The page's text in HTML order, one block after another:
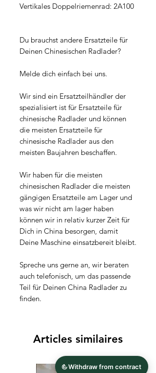
Vertikales Doppelriemenrad: 2A100
Du brauchst andere Ersatzteile für
Deinen Chinesischen Radlader?
Melde dich einfach bei uns.
Wir sind ein Ersatzteilhändler der
spezialisiert ist für Ersatzteile für
chinesische Radlader und können
die meisten Ersatzteile für
chinesische Radlader aus den
meisten Baujahren beschaffen.
Wir haben für die meisten
chinesischen Radlader die meisten
gängigen Ersatzteile am Lager und
was wir nicht am lager haben
können wir in relativ kurzer Zeit für
Dich in China besorgen, damit
Deine Maschine einsatzbereit bleibt.
Spreche uns gerne an, wir beraten
auch telefonisch, um das passende
Teil für Deinen China Radlader zu
finden.
Articles similaires